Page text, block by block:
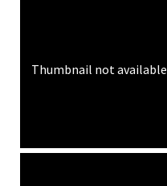
Thumbnail not available